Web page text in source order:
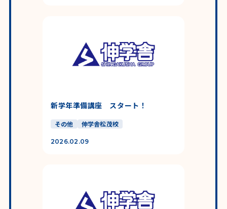
新学年準備講座 スタート！
その他 伸学舎松茂校
2026.02.09